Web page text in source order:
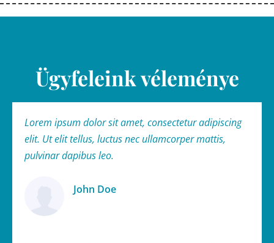
Ügyfeleink véleménye
Lorem ipsum dolor sit amet, consectetur adipiscing
elit. Ut elit tellus, luctus nec ullamcorper mattis,
pulvinar dapibus leo.
John Doe